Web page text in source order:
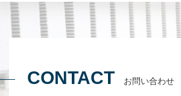
CONTACT お問い合わせ